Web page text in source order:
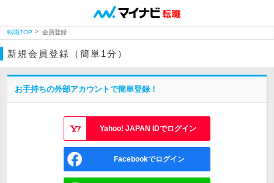
転職TOP 会員登録
新規会員登録（簡単1分）
お手持ちの外部アカウントで簡単登録！
Yahoo! JAPAN IDでログイン
Facebookでログイン